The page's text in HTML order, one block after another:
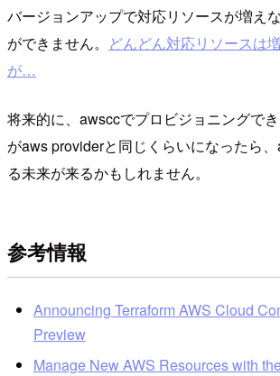
バージョンアップで対応リソースが増え
ができません。 どんどん対応リソースは
が…
将来的に、awsccでプロビジョニングで
がaws providerと同じくらいになったら
る未来が来るかもしれません。
参考情報
Announcing Terraform AWS Cloud
Preview
Manage New AWS Resources with